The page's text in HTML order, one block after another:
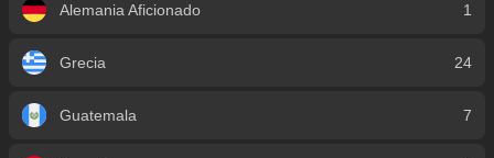
Alemania Aficionado 1
Grecia 24
Guatemala 7